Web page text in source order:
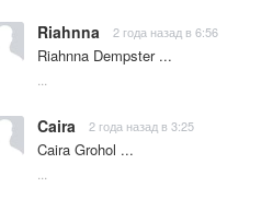
Riahnna 2 года назад в 6:56
Riahnna Dempster ...
Caira 2 года назад в 3:25
Caira Grohol ...